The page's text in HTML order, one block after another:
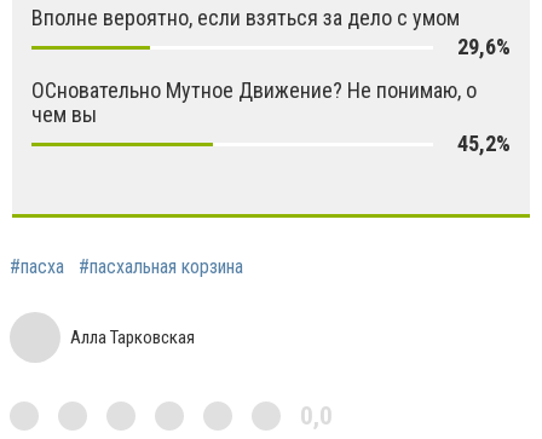
Вполне вероятно, если взяться за дело с умом
29,6%
ОСновательно Мутное Движение? Не понимаю, о
чем вы
45,2%
#пасха #пасхальная корзина
Алла Тарковская
0,0